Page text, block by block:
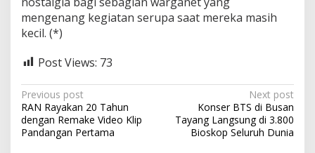
mengenang kegiatan serupa saat mereka masih
kecil. (*)
Post Views: 73
P
o
s
Previous post
RAN Rayakan 20 Tahun
dengan Remake Video Klip
Pandangan Pertama
Next post
Konser BTS di Busan
Tayang Langsung di 3.800
Bioskop Seluruh Dunia